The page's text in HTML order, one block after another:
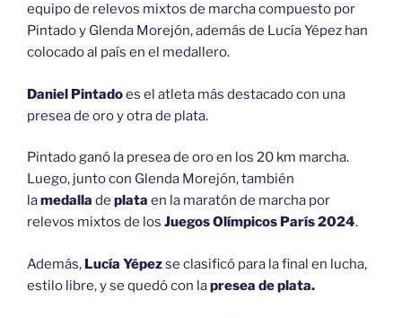
equipo de relevos mixtos de marcha compuesto por
Pintado y Glenda Morejón, además de Lucía Yépez han
colocado al país en el medallero.
Daniel Pintadoes el atleta más destacado con una
presea de oro y otra de plata.
Pintado ganó la presea de oro en los 20 km marcha.
Luego, junto con Glenda Morejón, también
lamedalla de plata en la maratón de marcha por
relevos mixtos de los Juegos Olímpicos París 2024.
Además, Lucía Yépezse clasificó para la final en lucha,
estilo libre, y se quedó con lapresea de plata.